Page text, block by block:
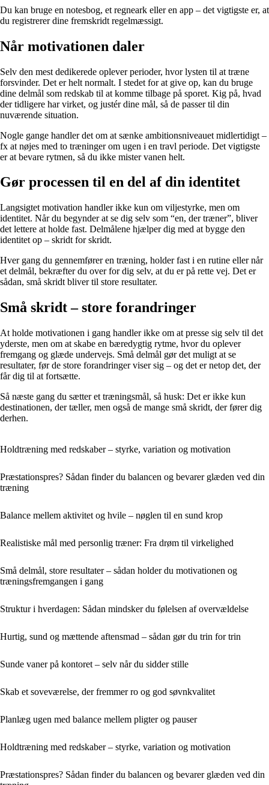
Du kan bruge en notesbog, et regneark eller en app – det vigtigste er, at
du registrerer dine fremskridt regelmæssigt.
Når motivationen daler
Selv den mest dedikerede oplever perioder, hvor lysten til at træne
forsvinder. Det er helt normalt. I stedet for at give op, kan du bruge
dine delmål som redskab til at komme tilbage på sporet. Kig på, hvad
der tidligere har virket, og justér dine mål, så de passer til din
nuværende situation.
Nogle gange handler det om at sænke ambitionsniveauet midlertidigt –
fx at nøjes med to træninger om ugen i en travl periode. Det vigtigste
er at bevare rytmen, så du ikke mister vanen helt.
Gør processen til en del af din identitet
Langsigtet motivation handler ikke kun om viljestyrke, men om
identitet. Når du begynder at se dig selv som “en, der træner”, bliver
det lettere at holde fast. Delmålene hjælper dig med at bygge den
identitet op – skridt for skridt.
Hver gang du gennemfører en træning, holder fast i en rutine eller når
et delmål, bekræfter du over for dig selv, at du er på rette vej. Det er
sådan, små skridt bliver til store resultater.
Små skridt – store forandringer
At holde motivationen i gang handler ikke om at presse sig selv til det
yderste, men om at skabe en bæredygtig rytme, hvor du oplever
fremgang og glæde undervejs. Små delmål gør det muligt at se
resultater, før de store forandringer viser sig – og det er netop det, der
får dig til at fortsætte.
Så næste gang du sætter et træningsmål, så husk: Det er ikke kun
destinationen, der tæller, men også de mange små skridt, der fører dig
derhen.
Holdtræning med redskaber – styrke, variation og motivation
Præstationspres? Sådan finder du balancen og bevarer glæden ved din
træning
Balance mellem aktivitet og hvile – nøglen til en sund krop
Realistiske mål med personlig træner: Fra drøm til virkelighed
Små delmål, store resultater – sådan holder du motivationen og
træningsfremgangen i gang
Struktur i hverdagen: Sådan mindsker du følelsen af overvældelse
Hurtig, sund og mættende aftensmad – sådan gør du trin for trin
Sunde vaner på kontoret – selv når du sidder stille
Skab et soveværelse, der fremmer ro og god søvnkvalitet
Planlæg ugen med balance mellem pligter og pauser
Holdtræning med redskaber – styrke, variation og motivation
Præstationspres? Sådan finder du balancen og bevarer glæden ved din